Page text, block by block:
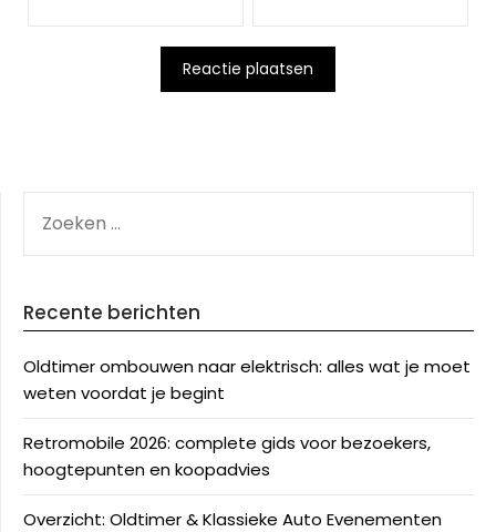
NAAR:
Recente berichten
Oldtimer ombouwen naar elektrisch: alles wat je moet
weten voordat je begint
Retromobile 2026: complete gids voor bezoekers,
hoogtepunten en koopadvies
Overzicht: Oldtimer & Klassieke Auto Evenementen